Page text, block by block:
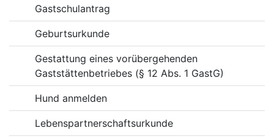
Gastschulantrag
Geburtsurkunde
Gestattung eines vorübergehenden
Gaststättenbetriebes (§ 12 Abs. 1 GastG)
Hund anmelden
Lebenspartnerschaftsurkunde